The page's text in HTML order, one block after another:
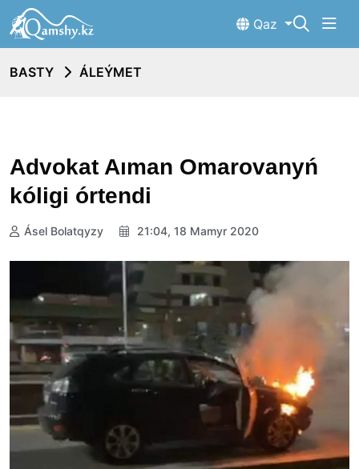
Qaz
BASTY ÁLEÝMET
Advokat Aıman Omarovanyń
kóligi órtendi
Ásel Bolatqyzy 21:04, 18 Mamyr 2020